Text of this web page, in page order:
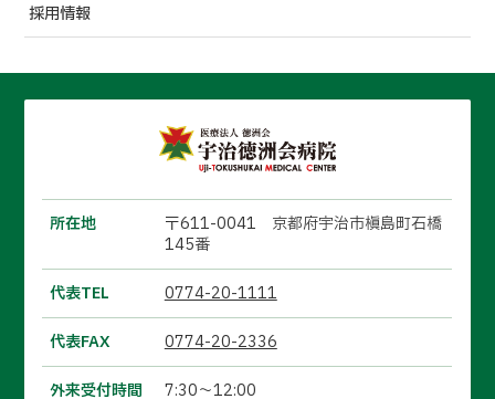
採用情報
所在地
〒611-0041 京都府宇治市槇島町石橋
145番
代表TEL 0774-20-1111
代表FAX 0774-20-2336
外来受付時間 7:30～12:00